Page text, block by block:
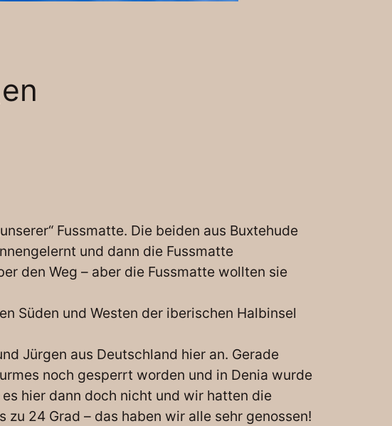
Fussmatte. Die beiden aus Buxtehude
und dann die Fussmatte
den Weg – aber die Fussmatte wollten sie
Süden und Westen der iberischen Halbinsel
Jürgen aus Deutschland hier an. Gerade
noch gesperrt worden und in Denia wurde
hier dann doch nicht und wir hatten die
24 Grad – das haben wir alle sehr genossen!